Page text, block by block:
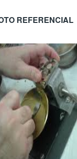
REFERENCIAL